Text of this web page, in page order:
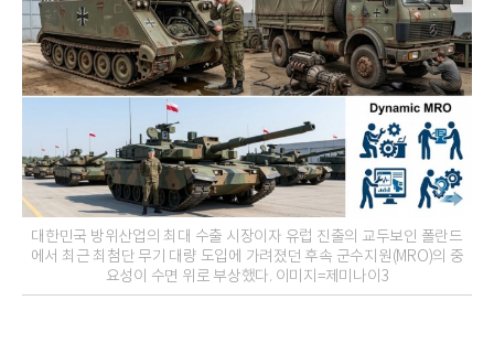
대한민국 방위산업의 최대 수출 시장이자 유럽 진출의 교두보인 폴란드
에서 최근 최첨단 무기 대량 도입에 가려졌던 후속 군수지원(MRO)의 중
요성이 수면 위로 부상했다. 이미지=제미나이3